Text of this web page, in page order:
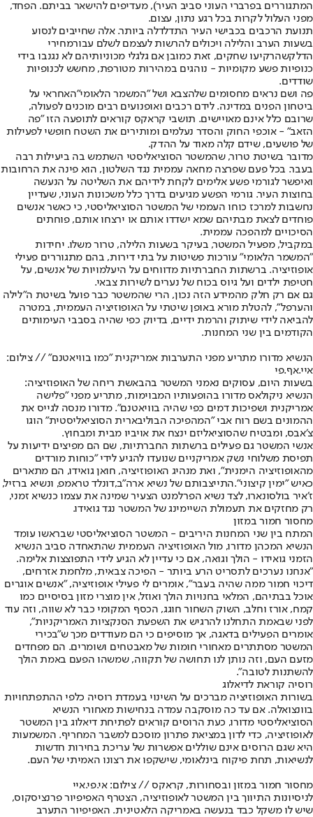
המתגוררים בפרברי העוני סביב העיר), מעדיפים להישאר בביתם. הפחד,
מפני העלול לקרות בכל רגע נתון, עצום.
תנועת הרכבים בכבישי העיר התדלדלה ביותר. אלה שחייבים לנסוע
בשעות הערב והלילה ויכולים להרשות לעצמם לשלם עבורמחירי
הדלקשהרקיעו שחקים, זאת כמובן אם גלגלי מכוניותיהם לא נגנבו בידי
כנופיות פשע מקומיות - נוהגים במהירות מטורפת, מחשש לכנופיות
שודדים.
פה ושם נראים מחסומים שלהצבא ושל ״המשמר הלאומי״האחראי על
ביטחון הפנים במדינה. לידם רכבים ואופנועים רבים מוכנים לפעולה,
שרובם כלל אינם מאויישים. תושבי קראקס קוראים לתופעה הזו ״פה
הזאב״ - אוכפי החוק והסדר נעלמים ומותירים את השטח חופשי לפעילות
של פושעים, שידם קלה מאוד על ההדק.
מדובר בשיטת טרור, שהמשטר הסוציאליסטי השתמש בה ביעילות רבה
בעבר. בכל פעם שפרצה מחאה עממית נגד השלטון, הוא פינה את הרחובות
ואיפשר לגורמי פשע אלימים לקחת לידיהם את השליטה על הנעשה
בחוצות העיר. גורמי הפשע מגיעים בדרך כלל משכונות העוני, שעדיין
נחשבות למרכז כוחו העממי של המשטר הסוציאליסטי, כי כאשר אנשים
פוחדים לצאת מבתיהם שמא ישדדו אותם או ירצחו אותם, פוחתים
הסיכויים למהפכה עממית.
במקביל, מפעיל המשטר, בעיקר בשעות הלילה, טרור משלו. יחידות
״המשמר הלאומי״ עורכות פשיטות על בתי דירות, בהם מתגוררים פעילי
אופוזיציה. ברשתות החברתיות מדווחים על היעלמויות של אנשים, על
חטיפת ילדים ועל גיוס בכוח של נערים לשירות צבאי.
גם אם רק חלק מהמידע הזה נכון, הרי שהמשטר כבר פועל בשיטת ה״לילה
והערפל״, להטלת מורא באופן שיטתי על האופוזיציה העממית, במטרה
להביאה לידי שיתוק והרמת ידיים, בדיוק כפי שהיה בסבבי העימותים
הקודמים בין שני המחנות.
הנשיא מדורו מתריע מפני התערבות אמריקנית "כמו בוויאטנם" // צילום:
איי.אף.פי
בשעות היום, עסוקים נאמני המשטר בהבאשת ריחה של האופוזיציה:
הנשיא ניקולאס מדורו בהופעותיו המבוימות, מתריע מפני ״פלישה
אמריקנית ושפיכות דמים כפי שהיה בוויאטנם״. מדורו מנסה לגייס את
ההמונים בשם רוח אבי ״המהפיכה הבוליבארית הסוציאליסטית״ הוגו
צ׳אבס, ומבטיח שהסוציאליזם ינצח את אויביו מבית ומבחוץ.
אנשי המשטר גם פעילים ברשתות החברתיות, שם הם מפיצים ידיעות על
תפיסת משלוחי נשק אמריקניים שנועדו להגיע לידי ״כוחות מורדים
מהאופוזיציה הימנית״, ואת מנהיג האופוזיציה, חואן גואידו, הם מתארים
כאיש ״ימין קיצוני״.התייצבותם של נשיא ארה״ב,דונלד טראמפ, ונשיא ברזיל,
ז׳איר בולסונארו, לצד נשיא הפרלמנט הצעיר שמינה את עצמו כנשיא זמני,
רק מחזקים את תעמולת השיימינג של המשטר נגד גואידו.
מחסור חמור במזון
המתח בין שני המחנות היריבים - המשטר הסוציאליסטי שבראשו עומד
הנשיא המכהן מדורו, מול האופוזיציה העממית שהתאחדה סביב הנשיא
הזמני גואידו - הולך וגואה, אם כי עדיין לא הגיע לידי התפוצצות אלימה.
״אנחנו נערכים לתסריט הרע ביותר - הפיכה צבאית, מלחמת אזרחים,
דיכוי חמור ממה שהיה בעבר״, אומרים לי פעילי אופוזיציה, ״אנשים אוגרים
אוכל בבתיהם, המלאי בחנויות הולך ואוזל, אין מוצרי מזון בסיסיים כמו
קמח, אורז וחלב, השוק השחור חוגג, הכסף המקומי כבר לא שווה, וזה עוד
לפני שבאמת התחלנו להרגיש את השפעת הסנקציות האמריקניות",
אומרים הפעילים בדאגה, אך מוסיפים כי הם מעודדים מכך ש"בכירי
המשטר מסתתרים מאחורי חומות של מאבטחים ושומרים. הם מפחדים
מזעם העם, וזה נותן לנו תחושה של תקווה, שמשהו הפעם באמת הולך
להשתנות לטובה".
רוסיה קוראת לדיאלוג
בשורות האופוזיציה מברכים על השינוי בעמדת רוסיה כלפי ההתפתחויות
בוונצואלה. אם עד כה מוסקבה עמדה בנחישות מאחורי הנשיא
הסוציאליסטי מדורו, כעת הרוסים קוראים לפתיחת דיאלוג בין המשטר
לאופוזיציה, כדי לדון במציאת פתרון מוסכם למשבר המחריף. המשמעות
היא שגם הרוסים אינם שוללים אפשרות של עריכת בחירות חדשות
לנשיאות, תחת פיקוח בינלאומי, שישקפו את רצונו האמיתי של העם.
מחסור חמור במזון ובסחורות, קראקס // צילום: אי.פי.איי
לניסיונות התיווך בין המשטר לאופוזיציה, הצטרף האפיפיור פרנציסקוס,
שיש לו משקל כבד בנעשה באמריקה הלאטינית. האפיפיור התערב